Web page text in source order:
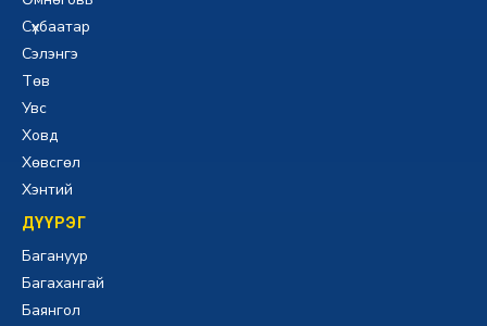
Сүхбаатар
Сэлэнгэ
Төв
Увс
Ховд
Хөвсгөл
Хэнтий
ДҮҮРЭГ
Багануур
Багахангай
Баянгол